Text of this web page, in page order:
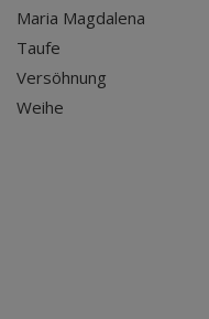
Maria Magdalena
Taufe
Versöhnung
Weihe